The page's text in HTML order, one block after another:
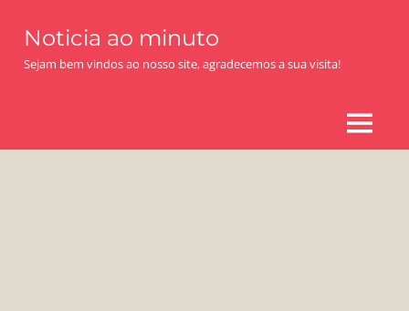
content
Noticia ao minuto
Sejam bem vindos ao nosso site, agradecemos a sua visita!
MENU